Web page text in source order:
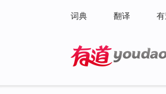
词典 翻译